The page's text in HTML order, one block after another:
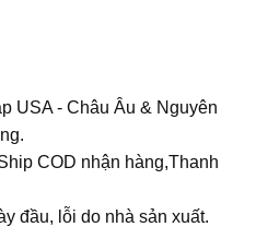
- Châu Âu & Nguyên
COD nhận hàng,Thanh
đầu, lỗi do nhà sản xuất.